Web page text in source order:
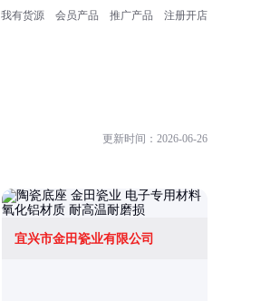
我有货源 会员产品 推广产品 注册开店
更新时间：2026-06-26
宜兴市金田瓷业有限公司